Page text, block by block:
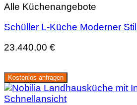
Alle Küchenangebote
Schüller L-Küche Moderner
23.440,00 €
Kostenlos anfragen
Schnellansicht